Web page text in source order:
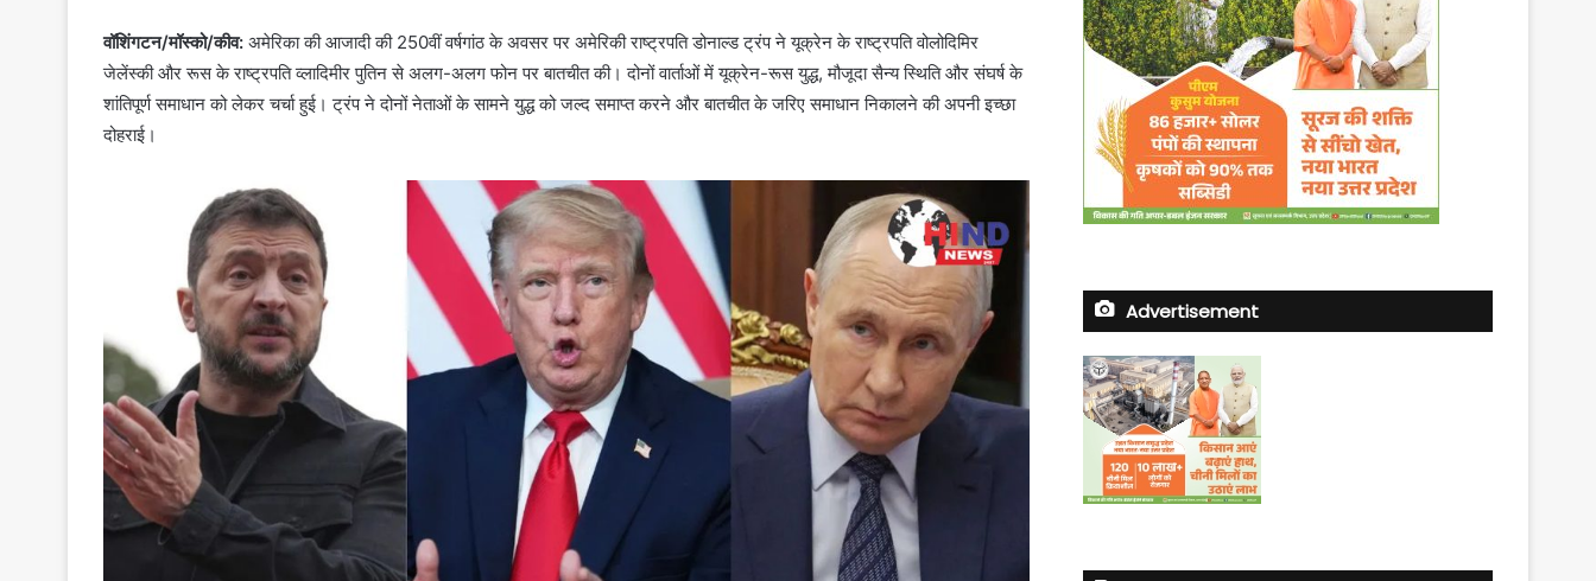
वॉशिंगटन/मॉस्को/कीव: अमेरिका की आजादी की 250वीं वर्षगांठ के अवसर पर अमेरिकी राष्ट्रपति डोनाल्ड ट्रंप ने यूक्रेन के राष्ट्रपति वोलोदिमिर
जेलेंस्की और रूस के राष्ट्रपति व्लादिमीर पुतिन से अलग-अलग फोन पर बातचीत की। दोनों वार्ताओं में यूक्रेन-रूस युद्ध, मौजूदा सैन्य स्थिति और संघर्ष के
शांतिपूर्ण समाधान को लेकर चर्चा हुई। ट्रंप ने दोनों नेताओं के सामने युद्ध को जल्द समाप्त करने और बातचीत के जरिए समाधान निकालने की अपनी इच्छा
दोहराई।
Advertisement